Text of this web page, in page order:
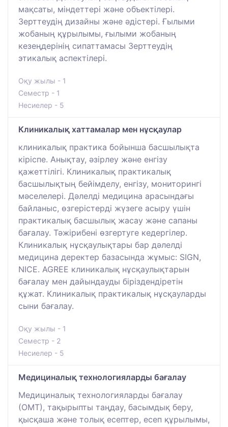
мақсаты, міндеттері және объектілері.
Зерттеудің дизайны және әдістері. Ғылыми
жобаның құрылымы, ғылыми жобаның
кезеңдерінің сипаттамасы Зерттеудің
этикалық аспектілері.
Оқу жылы - 1
Семестр - 1
Несиелер - 5
Клиникалық хаттамалар мен нұсқаулар
клиникалық практика бойынша басшылықта
кіріспе. Анықтау, әзірлеу және енгізу
қажеттілігі. Клиникалық практикалық
басшылықтың бейімделу, енгізу, мониторингі
мәселелері. Дәлелді медицина арасындағы
байланыс, өзгерістерді жүзеге асыру үшін
практикалық басшылық жасау және сапаны
бағалау. Тәжірибені өзгертуге кедергілер.
Клиникалық нұсқаулықтары бар дәлелді
медицина деректер базасында жұмыс: SIGN,
NICE. AGREE клиникалық нұсқаулықтарын
бағалау мен дайындауды біріздендіретін
құжат. Клиникалық практикалық нұсқауларды
сыни бағалау.
Оқу жылы - 1
Семестр - 2
Несиелер - 5
Медициналық технологияларды бағалау
Медициналық технологияларды бағалау
(ОМТ), тақырыпты таңдау, басымдық беру,
қысқаша және толық есептер, есеп құрылымы,